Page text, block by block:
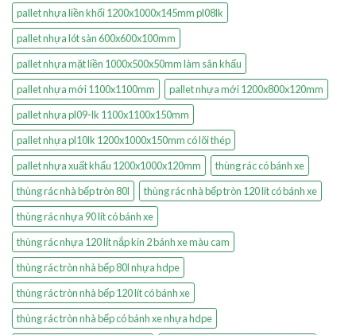
pallet nhựa liền khối 1200x1000x145mm pl08lk
pallet nhựa lót sàn 600x600x100mm
pallet nhựa mặt liền 1000x500x50mm làm sân khấu
pallet nhựa mới 1100x1100mm
pallet nhựa mới 1200x800x120mm
pallet nhựa pl09-lk 1100x1100x150mm
pallet nhựa pl10lk 1200x1000x150mm có lõi thép
pallet nhựa xuất khẩu 1200x1000x120mm
thùng rác có bánh xe
thùng rác nhà bếp tròn 80l
thùng rác nhà bếp tròn 120 lít có bánh xe
thùng rác nhựa 90 lít có bánh xe
thùng rác nhựa 120 lít nắp kín 2 bánh xe màu cam
thùng rác tròn nhà bếp 80l nhựa hdpe
thùng rác tròn nhà bếp 120 lít có bánh xe
thùng rác tròn nhà bếp có bánh xe nhựa hdpe